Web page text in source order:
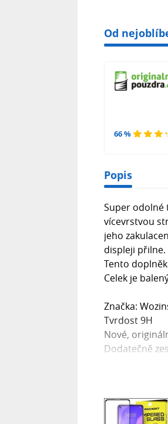
Od
66 %
Popis
Super odolné
vícevrstvou
jeho
displeji přilne.
Tento
Celek je
Značka:
Tvrdost 9H
Nové,
Dodatečně
Chrání celý
Jednoduchá
V sadě: